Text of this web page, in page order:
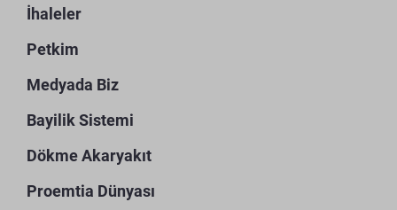
İhaleler
Petkim
Medyada Biz
Bayilik Sistemi
Dökme Akaryakıt
Proemtia Dünyası